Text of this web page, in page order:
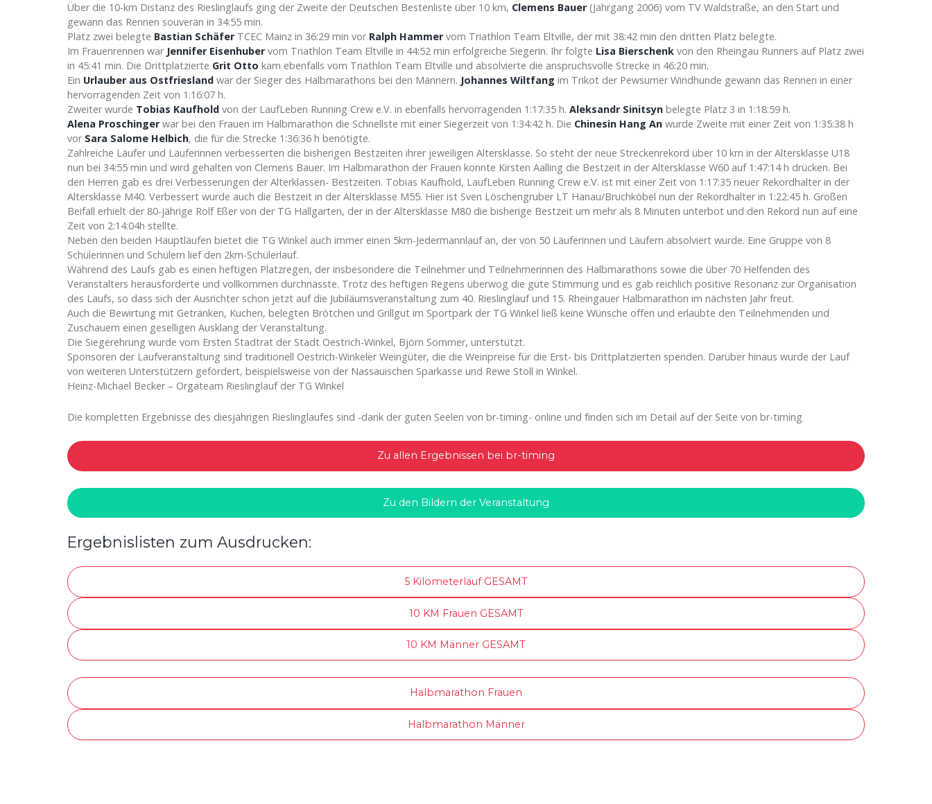
Über die 10-km Distanz des Rieslinglaufs ging der Zweite der Deutschen Bestenliste über 10 km, Clemens Bauer (Jahrgang 2006) vom TV Waldstraße, an den Start und
gewann das Rennen souverän in 34:55 min.
Platz zwei belegte Bastian Schäfer TCEC Mainz in 36:29 min vor Ralph Hammer vom Triathlon Team Eltville, der mit 38:42 min den dritten Platz belegte.
Im Frauenrennen war Jennifer Eisenhuber vom Triathlon Team Eltville in 44:52 min erfolgreiche Siegerin. Ihr folgte Lisa Bierschenk von den Rheingau Runners auf Platz zwei
in 45:41 min. Die Drittplatzierte Grit Otto kam ebenfalls vom Triathlon Team Eltville und absolvierte die anspruchsvolle Strecke in 46:20 min.
Ein Urlauber aus Ostfriesland war der Sieger des Halbmarathons bei den Männern. Johannes Wiltfang im Trikot der Pewsumer Windhunde gewann das Rennen in einer
hervorragenden Zeit von 1:16:07 h.
Zweiter wurde Tobias Kaufhold von der LaufLeben Running Crew e.V. in ebenfalls hervorragenden 1:17:35 h. Aleksandr Sinitsyn belegte Platz 3 in 1:18:59 h.
Alena Proschinger war bei den Frauen im Halbmarathon die Schnellste mit einer Siegerzeit von 1:34:42 h. Die Chinesin Hang An wurde Zweite mit einer Zeit von 1:35:38 h
vor Sara Salome Helbich, die für die Strecke 1:36:36 h benötigte.
Zahlreiche Läufer und Läuferinnen verbesserten die bisherigen Bestzeiten ihrer jeweiligen Altersklasse. So steht der neue Streckenrekord über 10 km in der Altersklasse U18
nun bei 34:55 min und wird gehalten von Clemens Bauer. Im Halbmarathon der Frauen konnte Kirsten Aalling die Bestzeit in der Altersklasse W60 auf 1:47:14 h drücken. Bei
den Herren gab es drei Verbesserungen der Alterklassen- Bestzeiten. Tobias Kaufhold, LaufLeben Running Crew e.V. ist mit einer Zeit von 1:17:35 neuer Rekordhalter in der
Altersklasse M40. Verbessert wurde auch die Bestzeit in der Altersklasse M55. Hier ist Sven Löschengruber LT Hanau/Bruchköbel nun der Rekordhalter in 1:22:45 h. Großen
Beifall erhielt der 80-jährige Rolf Eßer von der TG Hallgarten, der in der Altersklasse M80 die bisherige Bestzeit um mehr als 8 Minuten unterbot und den Rekord nun auf eine
Zeit von 2:14:04h stellte.
Neben den beiden Hauptläufen bietet die TG Winkel auch immer einen 5km-Jedermannlauf an, der von 50 Läuferinnen und Läufern absolviert wurde. Eine Gruppe von 8
Schülerinnen und Schülern lief den 2km-Schülerlauf.
Während des Laufs gab es einen heftigen Platzregen, der insbesondere die Teilnehmer und Teilnehmerinnen des Halbmarathons sowie die über 70 Helfenden des
Veranstalters herausforderte und vollkommen durchnässte. Trotz des heftigen Regens überwog die gute Stimmung und es gab reichlich positive Resonanz zur Organisation
des Laufs, so dass sich der Ausrichter schon jetzt auf die Jubiläumsveranstaltung zum 40. Rieslinglauf und 15. Rheingauer Halbmarathon im nächsten Jahr freut.
Auch die Bewirtung mit Getränken, Kuchen, belegten Brötchen und Grillgut im Sportpark der TG Winkel ließ keine Wünsche offen und erlaubte den Teilnehmenden und
Zuschauern einen geselligen Ausklang der Veranstaltung.
Die Siegerehrung wurde vom Ersten Stadtrat der Stadt Oestrich-Winkel, Björn Sommer, unterstützt.
Sponsoren der Laufveranstaltung sind traditionell Oestrich-Winkeler Weingüter, die die Weinpreise für die Erst- bis Drittplatzierten spenden. Darüber hinaus wurde der Lauf
von weiteren Unterstützern gefördert, beispielsweise von der Nassauischen Sparkasse und Rewe Stoll in Winkel.
Heinz-Michael Becker – Orgateam Rieslinglauf der TG Winkel
Die kompletten Ergebnisse des diesjährigen Rieslinglaufes sind -dank der guten Seelen von br-timing- online und finden sich im Detail auf der Seite von br-timing
Zu allen Ergebnissen bei br-timing
Zu den Bildern der Veranstaltung
Ergebnislisten zum Ausdrucken:
5 Kilometerlauf GESAMT
10 KM Frauen GESAMT
10 KM Männer GESAMT
Halbmarathon Frauen
Halbmarathon Männer